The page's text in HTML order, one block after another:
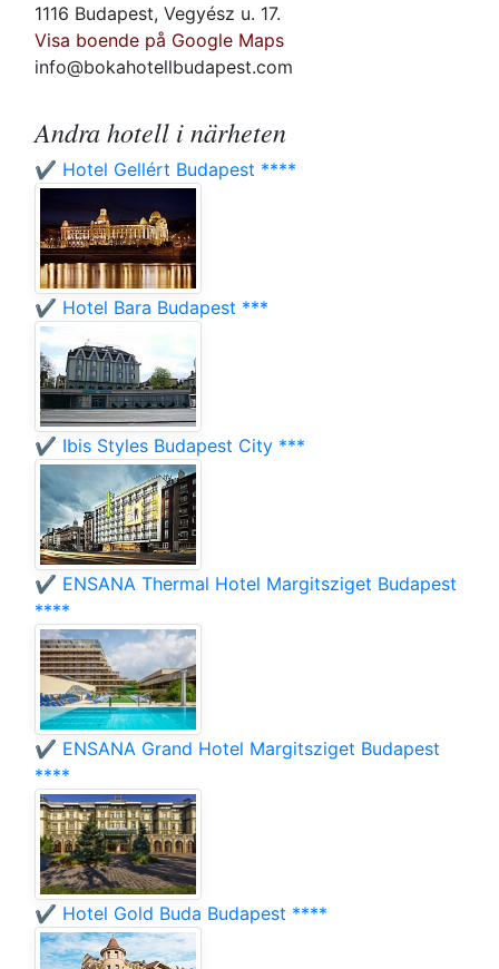
1116 Budapest, Vegyész u. 17.
Visa boende på Google Maps
info@bokahotellbudapest.com
Andra hotell i närheten
✔️ Hotel Gellért Budapest ****
✔️ Hotel Bara Budapest ***
✔️ Ibis Styles Budapest City ***
✔️ ENSANA Thermal Hotel Margitsziget Budapest
****
✔️ ENSANA Grand Hotel Margitsziget Budapest
****
✔️ Hotel Gold Buda Budapest ****